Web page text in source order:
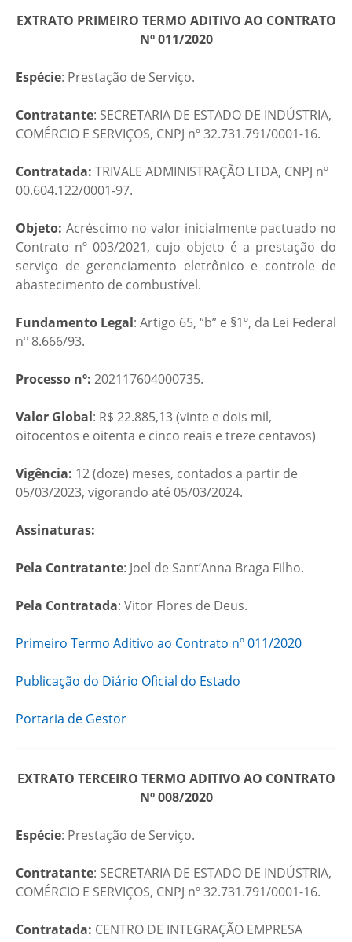
EXTRATO PRIMEIRO TERMO ADITIVO AO CONTRATO
Nº 011/2020
Espécie: Prestação de Serviço.
Contratante: SECRETARIA DE ESTADO DE INDÚSTRIA,
COMÉRCIO E SERVIÇOS, CNPJ nº 32.731.791/0001-16.
Contratada: TRIVALE ADMINISTRAÇÃO LTDA, CNPJ nº
00.604.122/0001-97.
Objeto: Acréscimo no valor inicialmente pactuado no
Contrato nº 003/2021, cujo objeto é a prestação do
serviço de gerenciamento eletrônico e controle de
abastecimento de combustível.
Fundamento Legal: Artigo 65, “b” e §1º, da Lei Federal
nº 8.666/93.
Processo nº: 202117604000735.
Valor Global: R$ 22.885,13 (vinte e dois mil,
oitocentos e oitenta e cinco reais e treze centavos)
Vigência: 12 (doze) meses, contados a partir de
05/03/2023, vigorando até 05/03/2024.
Assinaturas:
Pela Contratante: Joel de Sant’Anna Braga Filho.
Pela Contratada: Vitor Flores de Deus.
Primeiro Termo Aditivo ao Contrato nº 011/2020
Publicação do Diário Oficial do Estado
Portaria de Gestor
EXTRATO TERCEIRO TERMO ADITIVO AO CONTRATO
Nº 008/2020
Espécie: Prestação de Serviço.
Contratante: SECRETARIA DE ESTADO DE INDÚSTRIA,
COMÉRCIO E SERVIÇOS, CNPJ nº 32.731.791/0001-16.
Contratada: CENTRO DE INTEGRAÇÃO EMPRESA